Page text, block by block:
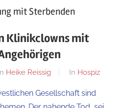
mit Sterbenden
Klinikclowns mit
Heike Reissig In Hospiz
Gesellschaft sind